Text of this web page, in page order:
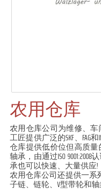
农用仓库
农用仓库公司为维修、
工匠提供广泛的SKF、FAG
仓库提供低价位但高质
轴承，由通过ISO
承也可以快速、大量供应!
农用仓库公司还提供一系
子链、链轮、V型带轮和轴